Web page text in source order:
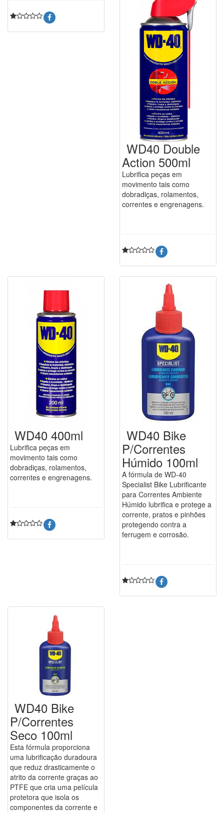
WD40 Double
Action 500ml
Lubrifica peças em
movimento tais como
dobradiças, rolamentos,
correntes e engrenagens.
WD40 400ml
Lubrifica peças em
movimento tais como
dobradiças, rolamentos,
correntes e engrenagens.
WD40 Bike
P/Correntes
Húmido 100ml
A fórmula de WD-40
Specialist Bike Lubrificante
para Correntes Ambiente
Húmido lubrifica e protege a
corrente, pratos e pinhões
protegendo contra a
ferrugem e corrosão.
WD40 Bike
P/Correntes
Seco 100ml
Esta fórmula proporciona
uma lubrificação duradoura
que reduz drasticamente o
atrito da corrente graças ao
PTFE que cria uma película
protetora que isola os
componentes da corrente e